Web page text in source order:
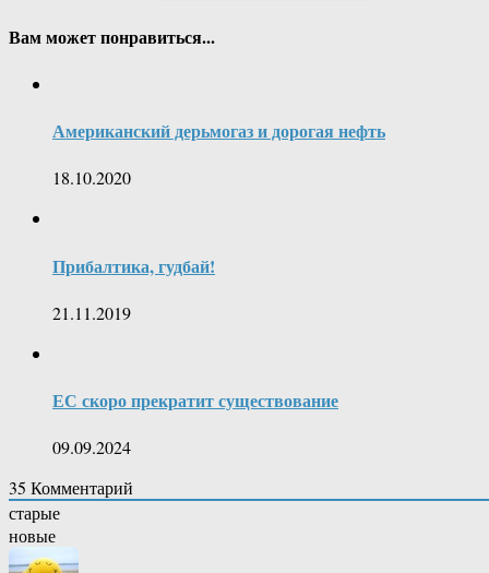
Вам может понравиться...
Американский дерьмогаз и дорогая нефть
18.10.2020
Прибалтика, гудбай!
21.11.2019
ЕС скоро прекратит существование
09.09.2024
35 Комментарий
старые
новые